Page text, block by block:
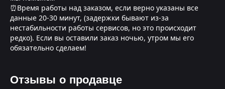
⏰Время работы над заказом, если верно указаны все
данные 20-30 минут, (задержки бывают из-за
нестабильности работы сервисов, но это происходит
редко). Если вы оставили заказ ночью, утром мы его
обязательно сделаем!
Отзывы о продавце